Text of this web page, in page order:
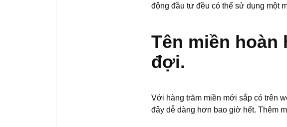
động đầu tư đều có thể sử dụng một
Tên miền hoàn
đợi.
Với hàng trăm miền mới sắp có trên
đây dễ dàng hơn bao giờ hết. Thêm